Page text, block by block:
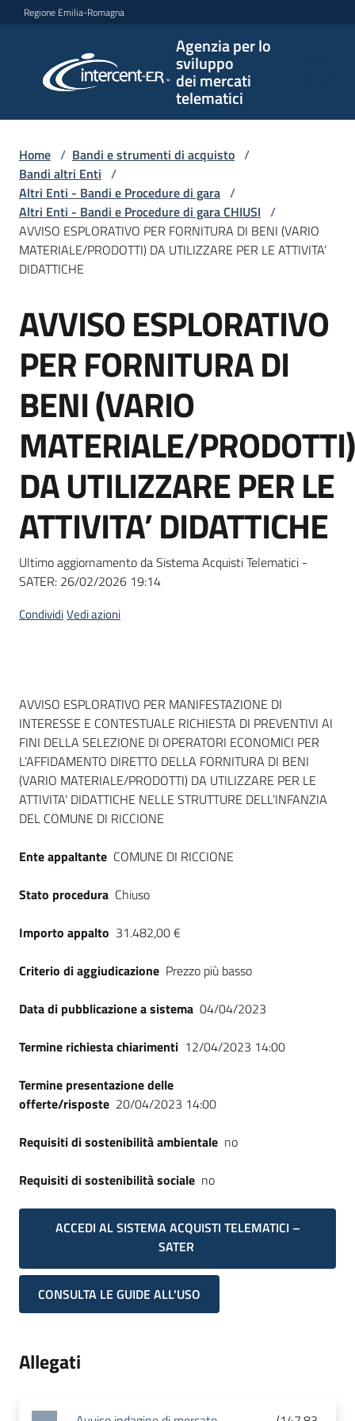
Vai al contenuto
Vai alla navigazione
Vai al footer
Regione Emilia-Romagna
Agenzia per lo
sviluppo
dei mercati
telematici
per lo
sviluppo
telematici
L'Agenzia
e
strumenti
acquisto
Supporto
Piattaforme
telematiche
Seguici
su
Home / Bandi e strumenti di acquisto /
Bandi altri Enti /
Altri Enti - Bandi e Procedure di gara /
Altri Enti - Bandi e Procedure di gara CHIUSI /
AVVISO ESPLORATIVO PER FORNITURA DI BENI (VARIO
MATERIALE/PRODOTTI) DA UTILIZZARE PER LE ATTIVITA’
DIDATTICHE
Salta al contenuto
AVVISO ESPLORATIVO
PER FORNITURA DI
BENI (VARIO
MATERIALE/PRODOTTI)
DA UTILIZZARE PER LE
ATTIVITA’ DIDATTICHE
Ultimo aggiornamento da Sistema Acquisti Telematici -
SATER: 26/02/2026 19:14
CondividiVedi azioni
Dati del bando
AVVISO ESPLORATIVO PER MANIFESTAZIONE DI
INTERESSE E CONTESTUALE RICHIESTA DI PREVENTIVI AI
FINI DELLA SELEZIONE DI OPERATORI ECONOMICI PER
L’AFFIDAMENTO DIRETTO DELLA FORNITURA DI BENI
(VARIO MATERIALE/PRODOTTI) DA UTILIZZARE PER LE
ATTIVITA’ DIDATTICHE NELLE STRUTTURE DELL’INFANZIA
DEL COMUNE DI RICCIONE
Ente appaltante COMUNE DI RICCIONE
Stato procedura Chiuso
Importo appalto 31.482,00 €
Criterio di aggiudicazione Prezzo più basso
Data di pubblicazione a sistema 04/04/2023
Termine richiesta chiarimenti 12/04/2023 14:00
Termine presentazione delle
offerte/risposte 20/04/2023 14:00
Requisiti di sostenibilità ambientale no
Requisiti di sostenibilità sociale no
ACCEDI AL SISTEMA ACQUISTI TELEMATICI –
SATER
CONSULTA LE GUIDE ALL'USO
Allegati